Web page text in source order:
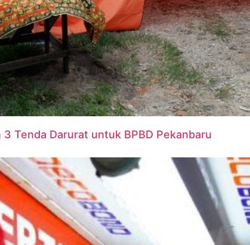
Tenda Darurat untuk BPBD Pekanbaru